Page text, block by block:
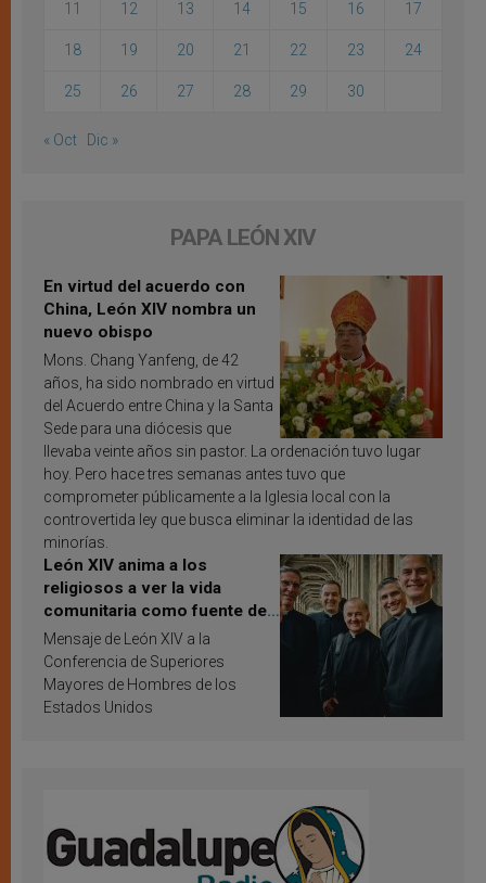
11 12 13 14 15 16 17
18 19 20 21 22 23 24
25 26 27 28 29 30
« Oct Dic »
PAPA LEÓN XIV
En virtud del acuerdo con
China, León XIV nombra un
nuevo obispo
Mons. Chang Yanfeng, de 42
años, ha sido nombrado en virtud
del Acuerdo entre China y la Santa
Sede para una diócesis que
llevaba veinte años sin pastor. La ordenación tuvo lugar
hoy. Pero hace tres semanas antes tuvo que
comprometer públicamente a la Iglesia local con la
controvertida ley que busca eliminar la identidad de las
minorías.
León XIV anima a los
religiosos a ver la vida
comunitaria como fuente de
inspiración y santificación
Mensaje de León XIV a la
Conferencia de Superiores
Mayores de Hombres de los
Estados Unidos